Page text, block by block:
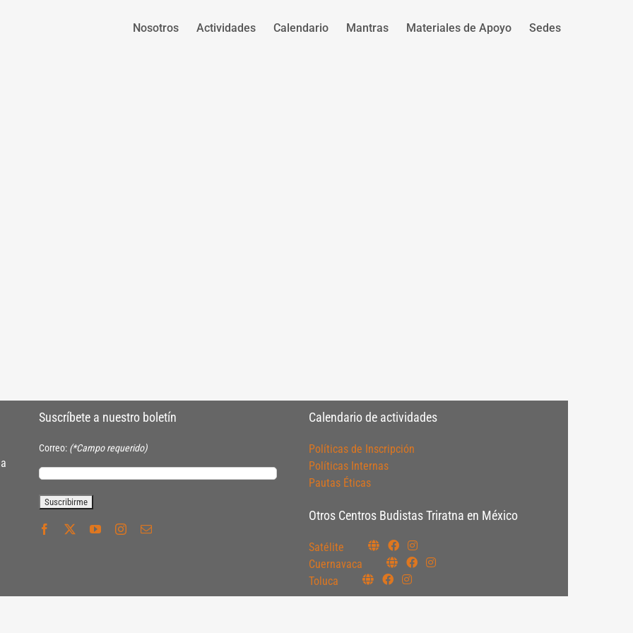
Nosotros Actividades Calendario Mantras Materiales de Apoyo Sedes
Suscríbete a nuestro boletín
Correo: (*Campo requerido)
Calendario de actividades
Políticas de Inscripción
Políticas Internas
Pautas Éticas
Otros Centros Budistas Triratna en México
Satélite
Cuernavaca
Toluca